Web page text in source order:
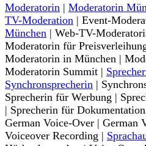
Moderatorin | Moderatorin
TV-Moderation | Event-
München | Web-TV-
Moderatorin für
Moderatorin in München |
Moderatorin Summit |
Synchronsprecherin |
Sprecherin für Werbung |
| Sprecherin für
German Voice-Over | German
Voiceover Recording |